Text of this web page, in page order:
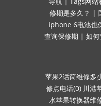
修期是多久？ |
iphone 6电池也
查询保修期 | 如
苹果2话筒维修多
修点电话(0) 川港
水苹果转换器维